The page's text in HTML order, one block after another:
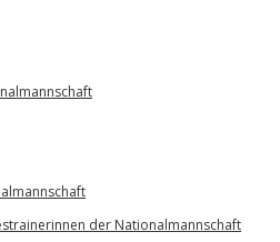
der Nationalmannschaft